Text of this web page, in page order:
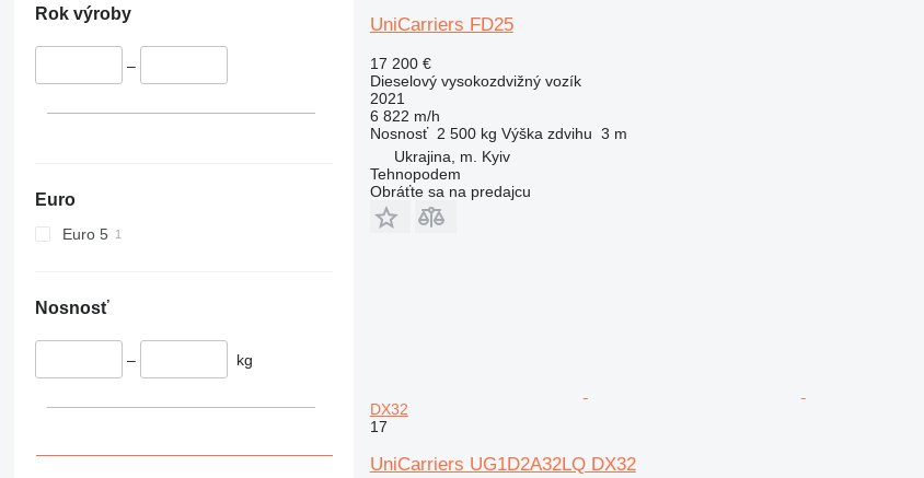
Rok výroby
–
Euro
Euro 5
Nosnosť
– kg
UniCarriers FD25
17 200 €
Dieselový vysokozdvižný vozík
2021
6 822 m/h
Nosnosť 2 500 kg Výška zdvihu 3 m
Ukrajina, m. Kyiv
Tehnopodem
Obráťte sa na predajcu
DX32
17
UniCarriers UG1D2A32LQ DX32